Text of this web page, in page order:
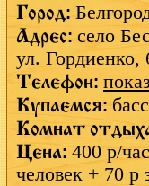
Город:
Адрес: село
ул. Гордиенко,
Телефон:
Купаемся:
Комнат
Цена: 400 р/
человек + 70 р